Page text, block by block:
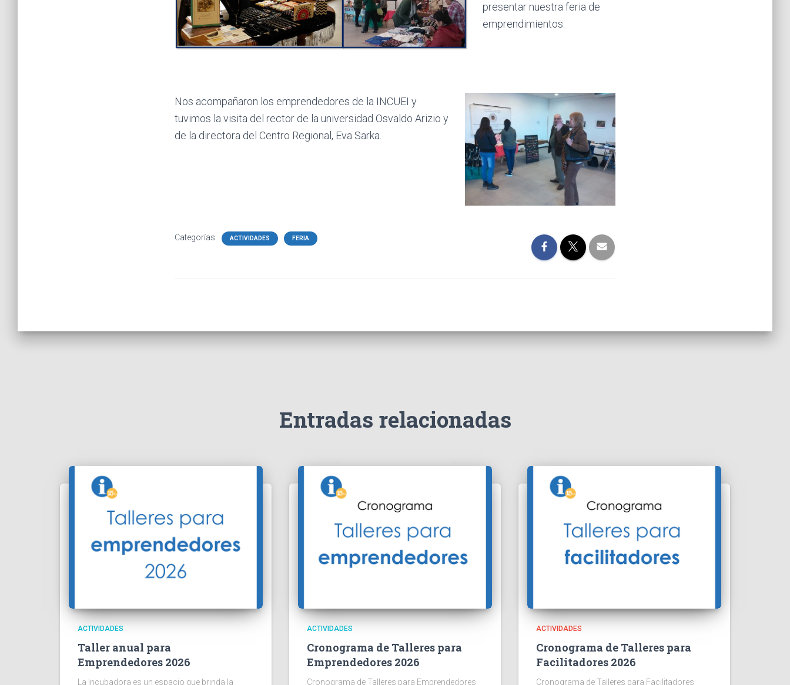
presentar nuestra feria de
emprendimientos.
Nos acompañaron los emprendedores de la INCUEI y
tuvimos la visita del rector de la universidad Osvaldo Arizio y
de la directora del Centro Regional, Eva Sarka.
Categorías: ACTIVIDADES FERIA
Entradas relacionadas
ACTIVIDADES
Taller anual para
Emprendedores 2026
La Incubadora es un espacio que brinda la
ACTIVIDADES
Cronograma de Talleres para
Emprendedores 2026
Cronograma de Talleres para Emprendedores
ACTIVIDADES
Cronograma de Talleres para
Facilitadores 2026
Cronograma de Talleres para Facilitadores